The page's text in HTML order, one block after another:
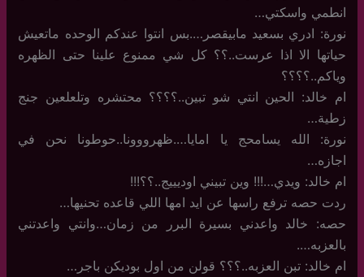
انطمي واسكتي…
نورة: ادري بسعيد مابيقصر….بس انتوا عندكم الوحده ماتعيش
حياتها الا اذا عرست..؟؟ كل شي ممنوع علينا حتى الظهره
وياكم..؟؟؟؟
ام خالد: الحين انتي شو تبين..؟؟؟؟ محتشره وتلعلعين جنج
زطية…
نورة: الله يسامحج يا امايا….ظهرووونا..حوطونا نحن في
اجازه…
ام خالد: ويدي…!!! وين تبيني اوديييج..؟؟!!!
ردت حصه ترفع راسها عن ايد امها اللي قاعده تحنيها…
حصه: خالد واعدني بسيرة البرر من زمان…وانتي واعدتني
بالعزبه….
ام خالد: تبن العزبه..؟؟؟ قولن من اول بوديكن باجر…